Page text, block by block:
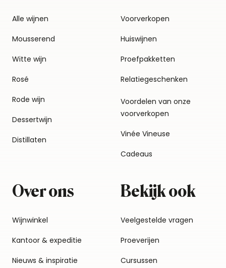
Alle wijnen
Mousserend
Witte wijn
Rosé
Rode wijn
Dessertwijn
Distillaten
Voorverkopen
Huiswijnen
Proefpakketten
Relatiegeschenken
Voordelen van onze
voorverkopen
Vinée Vineuse
Cadeaus
Over ons
Wijnwinkel
Kantoor & expeditie
Nieuws & inspiratie
Bekijk ook
Veelgestelde vragen
Proeverijen
Cursussen